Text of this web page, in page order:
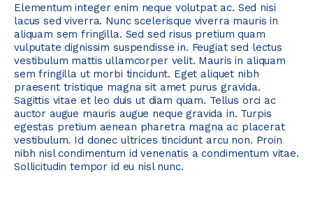
Elementum integer enim neque volutpat ac. Sed nisi
lacus sed viverra. Nunc scelerisque viverra mauris in
aliquam sem fringilla. Sed sed risus pretium quam
vulputate dignissim suspendisse in. Feugiat sed lectus
vestibulum mattis ullamcorper velit. Mauris in aliquam
sem fringilla ut morbi tincidunt. Eget aliquet nibh
praesent tristique magna sit amet purus gravida.
Sagittis vitae et leo duis ut diam quam. Tellus orci ac
auctor augue mauris augue neque gravida in. Turpis
egestas pretium aenean pharetra magna ac placerat
vestibulum. Id donec ultrices tincidunt arcu non. Proin
nibh nisl condimentum id venenatis a condimentum vitae.
Sollicitudin tempor id eu nisl nunc.